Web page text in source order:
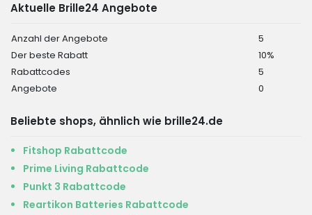
Aktuelle Brille24 Angebote
Anzahl der Angebote
5
Der beste Rabatt
10%
Rabattcodes
5
Angebote
0
Beliebte shops, ähnlich wie brille24.de
Fitshop Rabattcode
Prime Living Rabattcode
Punkt 3 Rabattcode
Reartikon Batteries Rabattcode